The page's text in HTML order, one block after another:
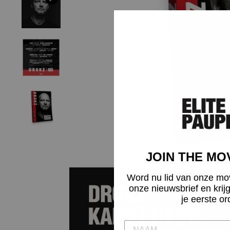
JOIN THE
Word nu lid van onze
onze nieuwsbrief en
je eerste